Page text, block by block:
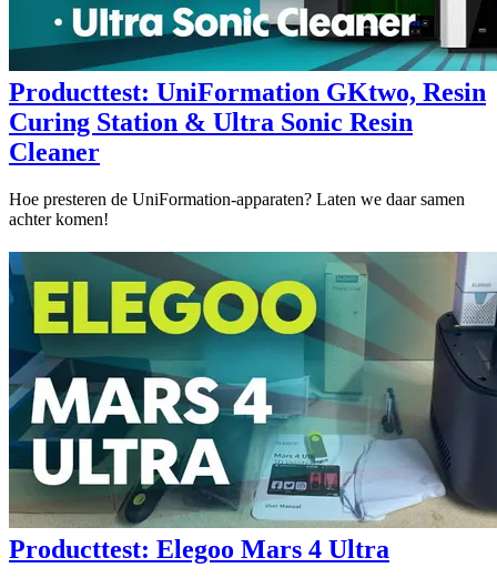
Producttest: UniFormation GKtwo, Resin
Curing Station & Ultra Sonic Resin
Cleaner
Hoe presteren de UniFormation-apparaten? Laten we daar samen
achter komen!
Producttest: Elegoo Mars 4 Ultra